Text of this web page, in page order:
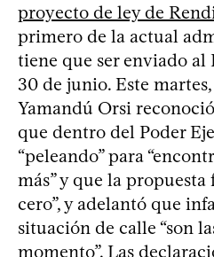
proyecto de ley de
primero de la actual
tiene que ser enviado al
30 de junio. Este
Yamandú Orsi
que dentro del Poder
“peleando” para
más” y que la propuesta
cero”, y adelantó que
situación de calle “son
momento”. Las